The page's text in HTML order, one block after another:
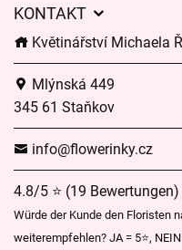
KONTAKT
Květinářství Michaela
Mlýnská 449
345 61 Staňkov
info@flowerinky.cz
4.8/5 ⭐ (19 Bewertungen)
Würde der Kunde den Floristen
weiterempfehlen? JA = 5⭐, NEIN